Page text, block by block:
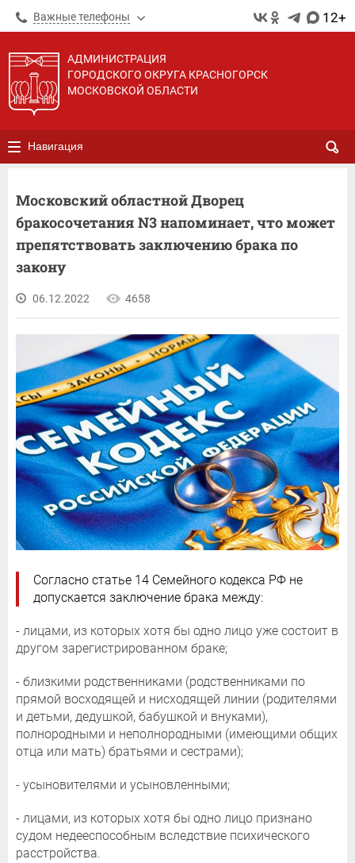
Важные телефоны 12+
АДМИНИСТРАЦИЯ
ГОРОДСКОГО ОКРУГА КРАСНОГОРСК
МОСКОВСКОЙ ОБЛАСТИ
Навигация
Московский областной Дворец
бракосочетания N3 напоминает, что может
препятствовать заключению брака по
закону
06.12.2022 4658
Согласно статье 14 Семейного кодекса РФ не
допускается заключение брака между:
- лицами, из которых хотя бы одно лицо уже состоит в
другом зарегистрированном браке;
- близкими родственниками (родственниками по
прямой восходящей и нисходящей линии (родителями
и детьми, дедушкой, бабушкой и внуками),
полнородными и неполнородными (имеющими общих
отца или мать) братьями и сестрами);
- усыновителями и усыновленными;
- лицами, из которых хотя бы одно лицо признано
судом недееспособным вследствие психического
расстройства.